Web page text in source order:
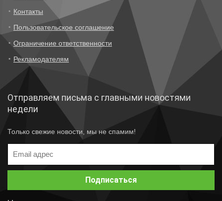
Контакты
Пользовательское соглашение
Ограничение ответственности
Рекламодателям
Отправляем письма с главными новостями
недели
Только свежие новости, мы не спамим!